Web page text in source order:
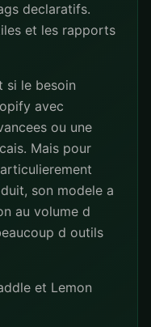
declaratifs.
et les rapports
si le besoin
avec
ou une
Mais pour
son modele a
au volume d
d outils
et Lemon